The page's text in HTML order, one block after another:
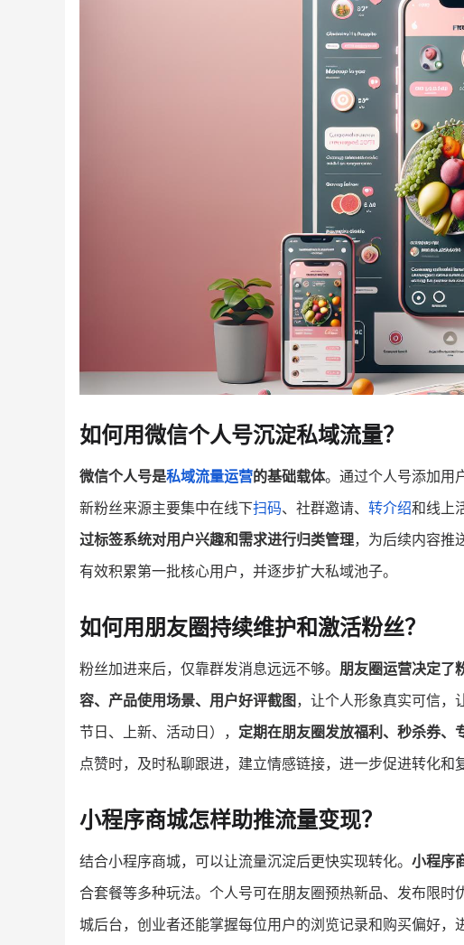
如何用微信个人号沉淀私域流量？
微信个人号是私域流量运营的基础载体。通过个人号添加用
新粉丝来源主要集中在线下扫码、社群邀请、 转介绍和线上
过标签系统对用户兴趣和需求进行归类管理，为后续内容推
有效积累第一批核心用户，并逐步扩大私域池子。
如何用朋友圈持续维护和激活粉丝？
粉丝加进来后，仅靠群发消息远远不够。 朋友圈运营决定了
容、产品使用场景、用户好评截图 ，让个人形象真实可信，
节日、上新、活动日）， 定期在朋友圈发放福利、秒杀券、
点赞时，及时私聊跟进，建立情感链接，进一步促进转化和
小程序商城怎样助推流量变现？
结合小程序商城，可以让流量沉淀后更快实现转化。 小程序
合套餐等多种玩法。个人号可在朋友圈预热新品、发布限时
城后台，创业者还能掌握每位用户的浏览记录和购买偏好，